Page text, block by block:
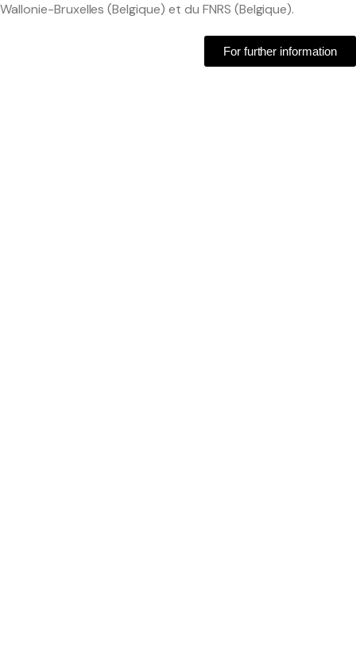
Wallonie-Bruxelles (Belgique) et du FNRS (Belgique).
For further information